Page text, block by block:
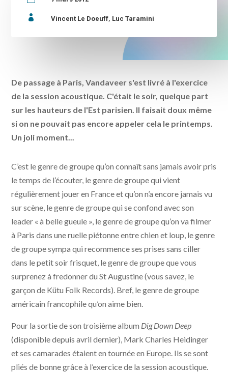
 Vincent Le Doeuff, Luc Taramini
De passage à Paris, Vandaveer s'est livré à l'exercice
de la session acoustique. C'était le soir, quelque part
sur les hauteurs de l'Est parisien. Il faisait doux même
si on ne pouvait pas encore appeler cela le printemps.
Un joli moment...
C’est le genre de groupe qu’on connaît sans jamais avoir pris
le temps de l’écouter, le genre de groupe qui vient
régulièrement jouer en France et qu’on n’a encore jamais vu
sur scène, le genre de groupe qui se confond avec son
leader « à belle gueule », le genre de groupe qu’on va filmer
à Paris dans une ruelle piétonne entre chien et loup, le genre
de groupe sympa qui recommence ses prises sans ciller
dans le petit soir frisquet, le genre de groupe que vous
surprenez à fredonner du St Augustine (vous savez, le
garçon de Kütu Folk Records). Bref, le genre de groupe
américain francophile qu’on aime bien.
Pour la sortie de son troisième album Dig Down Deep
(disponible depuis avril dernier), Mark Charles Heidinger
et ses camarades étaient en tournée en Europe. Ils se sont
pliés de bonne grâce à l’exercice de la session acoustique.